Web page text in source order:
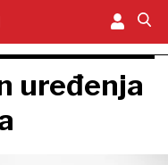
uređenja